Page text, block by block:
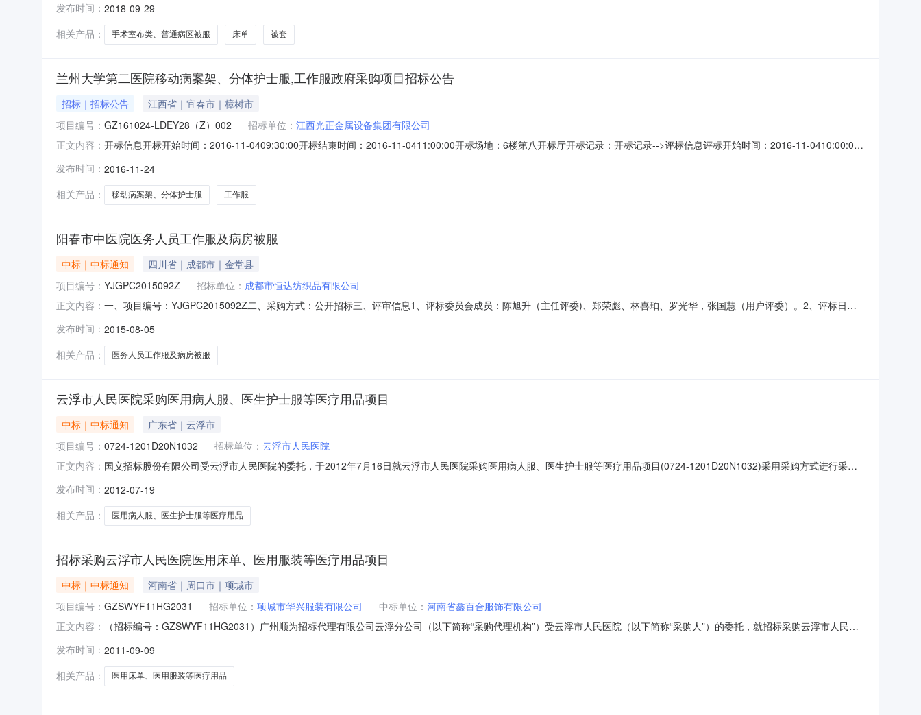
妙、曾炼强、刘健航总中标金额￥146.537000万元（人民币）联系人及联系方式：项目联系人刘先生项目联系电话0759-3157419采购单位湛江中心人民医院采购单位地址广东
发布时间： 2018-09-29
相关产品：
手术室布类、普通病区被服 床单 被套
兰州大学第二医院移动病案架、分体护士服,工作服政府采购项目招标公告
招标｜招标公告
江西省｜宜春市｜樟树市
项目编号： GZ161024-LDEY28（Z）002 招标单位： 江西光正金属设备集团有限公司
正文内容： 开标信息开标开始时间：2016-11-0409:30:00开标结束时间：2016-11-0411:00:00开标场地：6楼第八开标厅开标记录：开标记录-->评标信息评标开始时间：2016-11-0410:00:00
GZ161024－LDEY28（Z）00171.71112GZ161024－LDEY28（Z）00181.05503江西金马金属
发布时间： 2016-11-24
相关产品：
移动病案架、分体护士服 工作服
阳春市中医院医务人员工作服及病房被服
中标｜中标通知
四川省｜成都市｜金堂县
项目编号： YJGPC2015092Z 招标单位： 成都市恒达纺织品有限公司
正文内容： 一、项目编号：YJGPC2015092Z二、采购方式：公开招标三、评审信息1、评标委员会成员：陈旭升（主任评委)、郑荣彪、林喜珀、罗光华，张国慧（用户评委）。2、评标日
司18.323357.666775.990023项城市松鑫服装有限公司17.826748.333366.160034上海纤顺服装有限公司18.170147.33336
发布时间： 2015-08-05
相关产品：
医务人员工作服及病房被服
云浮市人民医院采购医用病人服、医生护士服等医疗用品项目
中标｜中标通知
广东省｜云浮市
项目编号： 0724-1201D20N1032 招标单位： 云浮市人民医院
正文内容： 国义招标股份有限公司受云浮市人民医院的委托，于2012年7月16日就云浮市人民医院采购医用病人服、医生护士服等医疗用品项目(0724-1201D20N1032)采用采购方式进行采
号：0724-1201D20N1032四、采购方式：公开招标五、采购项目简要说明：（包括数量、简要技术要求、合同履行日期等）货物名称数量医用病人服、医生护士服等医疗用品1批
六、采购公告日
发布时间： 2012-07-19
相关产品：
医用病人服、医生护士服等医疗用品
招标采购云浮市人民医院医用床单、医用服装等医疗用品项目
中标｜中标通知
河南省｜周口市｜项城市
项目编号： GZSWYF11HG2031 招标单位： 项城市华兴服装有限公司 中标单位： 河南省鑫百合服饰有限公司
正文内容：
（招标编号：GZSWYF11HG2031）广州顺为招标代理有限公司云浮分公司（以下简称“采购代理机构”）受云浮市人民医院（以下简称“采购人”）的委托，就招标采购云浮市人民医
术要求1、项目名称：招标采购云浮市人民医院医用床单、医用服装等医疗用品项目2、数量：一批；3、用途：医护人员、工作人员及病人生活用品；4、简要技术要求：详见《用户
需求书》。二、中标候选供应商
发布时间： 2011-09-09
相关产品：
医用床单、医用服装等医疗用品